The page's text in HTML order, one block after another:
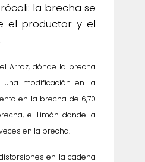
la brecha se
el productor y el
Arroz, dónde la brecha
una modificación en la
en la brecha de 6,70
el Limón donde la
en la brecha.
en la cadena